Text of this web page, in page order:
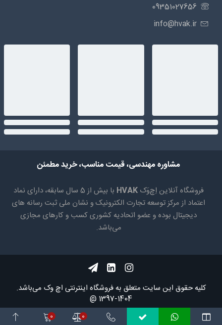
09351027656
info@hvak.ir
مشاوره مهندسی، قیمت مناسب، خرید مطمئن
فروشگاه آنلاین اِچ‌وَک HVAK
با بیش از 5 سال سابقه، دارای نماد
اعتماد از مرکز توسعه تجارت الکترونیک و نشان ملی ثبت رسانه های
دیجیتال بوده و عضو اتحادیه کشوری کسب و کارهای مجازی
می‌باشد.
کلیه حقوق اين سايت متعلق به فروشگاه اینترنتی اچ وک می‌باشد.
1404-1397 @
0
0